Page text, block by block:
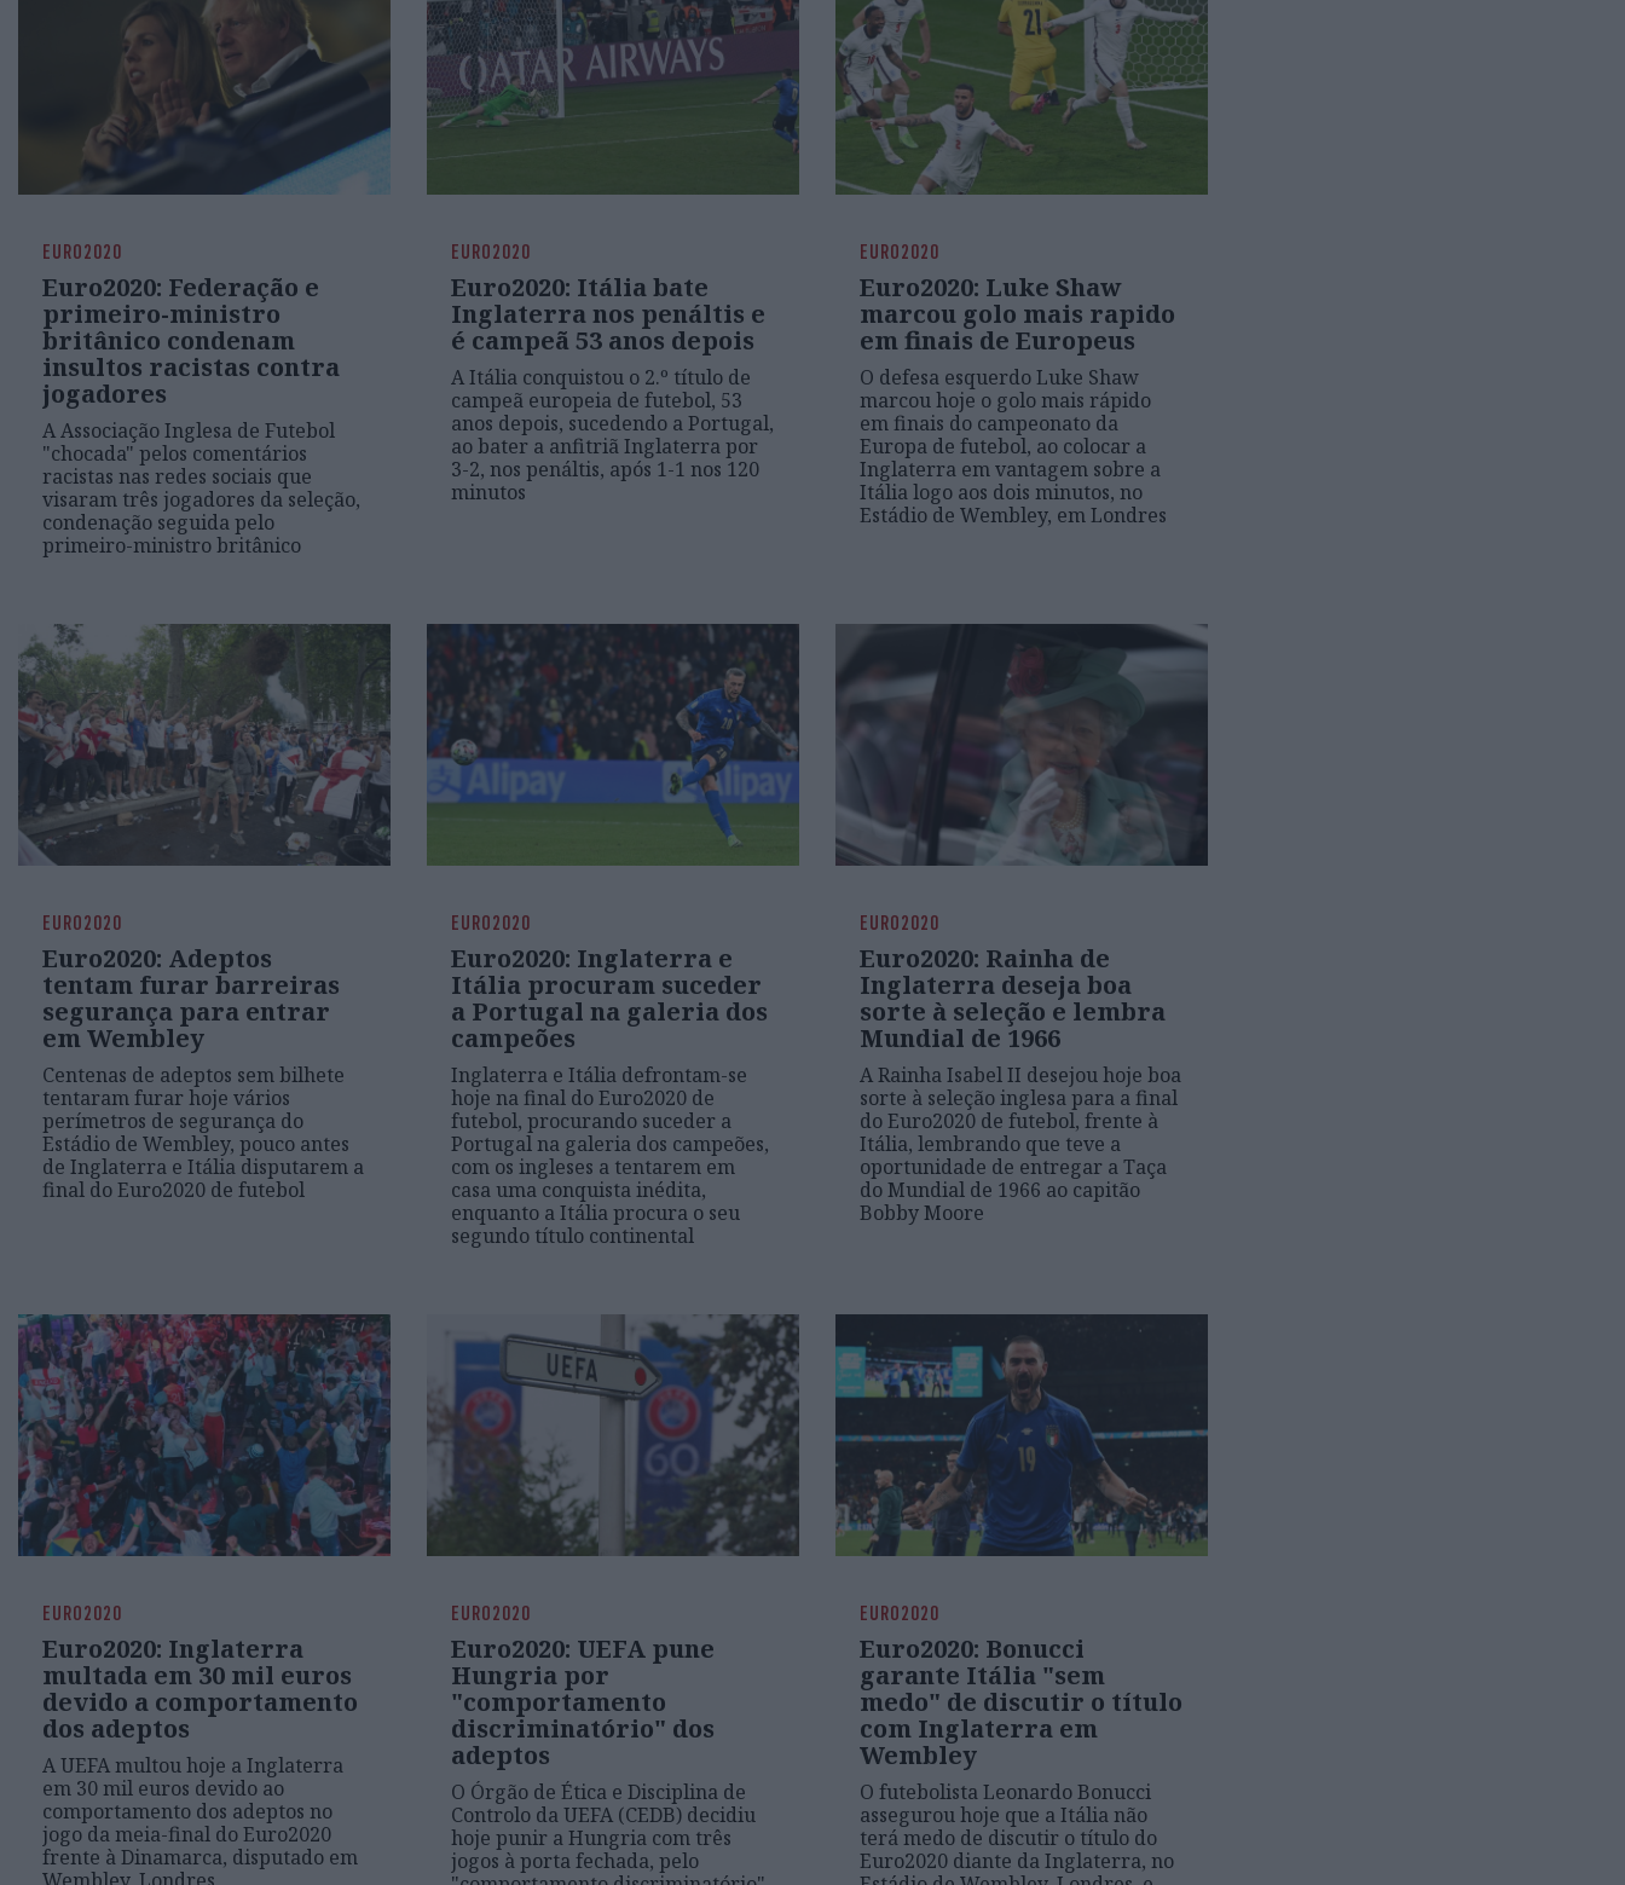
EURO2020
Euro2020: Federação e
primeiro-ministro
britânico condenam
insultos racistas contra
jogadores
A Associação Inglesa de Futebol
"chocada" pelos comentários
racistas nas redes sociais que
visaram três jogadores da seleção,
condenação seguida pelo
primeiro-ministro britânico
EURO2020
Euro2020: Itália bate
Inglaterra nos penáltis e
é campeã 53 anos depois
A Itália conquistou o 2.º título de
campeã europeia de futebol, 53
anos depois, sucedendo a Portugal,
ao bater a anfitriã Inglaterra por
3-2, nos penáltis, após 1-1 nos 120
minutos
EURO2020
Euro2020: Luke Shaw
marcou golo mais rapido
em finais de Europeus
O defesa esquerdo Luke Shaw
marcou hoje o golo mais rápido
em finais do campeonato da
Europa de futebol, ao colocar a
Inglaterra em vantagem sobre a
Itália logo aos dois minutos, no
Estádio de Wembley, em Londres
EURO2020
Euro2020: Adeptos
tentam furar barreiras
segurança para entrar
em Wembley
Centenas de adeptos sem bilhete
tentaram furar hoje vários
perímetros de segurança do
Estádio de Wembley, pouco antes
de Inglaterra e Itália disputarem a
final do Euro2020 de futebol
EURO2020
Euro2020: Inglaterra e
Itália procuram suceder
a Portugal na galeria dos
campeões
Inglaterra e Itália defrontam-se
hoje na final do Euro2020 de
futebol, procurando suceder a
Portugal na galeria dos campeões,
com os ingleses a tentarem em
casa uma conquista inédita,
enquanto a Itália procura o seu
segundo título continental
EURO2020
Euro2020: Rainha de
Inglaterra deseja boa
sorte à seleção e lembra
Mundial de 1966
A Rainha Isabel II desejou hoje boa
sorte à seleção inglesa para a final
do Euro2020 de futebol, frente à
Itália, lembrando que teve a
oportunidade de entregar a Taça
do Mundial de 1966 ao capitão
Bobby Moore
EURO2020
Euro2020: Inglaterra
multada em 30 mil euros
devido a comportamento
dos adeptos
A UEFA multou hoje a Inglaterra
em 30 mil euros devido ao
comportamento dos adeptos no
jogo da meia-final do Euro2020
frente à Dinamarca, disputado em
EURO2020
Euro2020: UEFA pune
Hungria por
"comportamento
discriminatório" dos
adeptos
O Órgão de Ética e Disciplina de
Controlo da UEFA (CEDB) decidiu
hoje punir a Hungria com três
jogos à porta fechada, pelo
EURO2020
Euro2020: Bonucci
garante Itália "sem
medo" de discutir o título
com Inglaterra em
Wembley
O futebolista Leonardo Bonucci
assegurou hoje que a Itália não
terá medo de discutir o título do
Euro2020 diante da Inglaterra, no